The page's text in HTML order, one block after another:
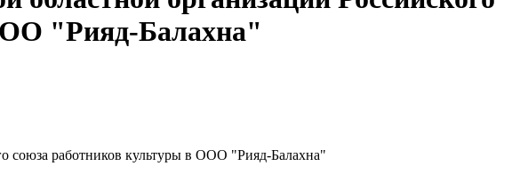
"Рияд-Балахна"
союза работников культуры в ООО "Рияд-Балахна"